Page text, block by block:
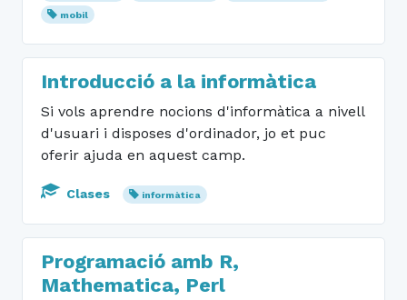
mobil
Introducció a la informàtica
Si vols aprendre nocions d'informàtica a nivell
d'usuari i disposes d'ordinador, jo et puc
oferir ajuda en aquest camp.
Clases informàtica
Programació amb R,
Mathematica, Perl